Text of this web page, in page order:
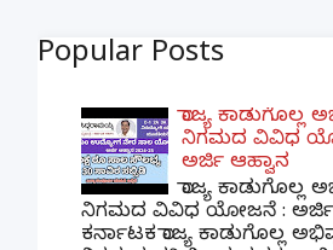
Popular Posts
ರಾಜ್ಯ ಕಾಡುಗೊಲ್ಲ
ನಿಗಮದ ವಿವಿಧ
ಅರ್ಜಿ ಆಹ್ವಾನ
ರಾಜ್ಯ ಕಾಡುಗೊಲ್ಲ
ನಿಗಮದ ವಿವಿಧ ಯೋಜನೆ : ಅರ್ಜಿ
ಕರ್ನಾಟಕ ರಾಜ್ಯ ಕಾಡುಗೊಲ್ಲ